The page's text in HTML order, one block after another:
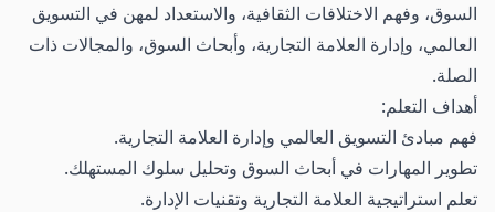
السوق، وفهم الاختلافات الثقافية، والاستعداد لمهن في التسويق
العالمي، وإدارة العلامة التجارية، وأبحاث السوق، والمجالات ذات
الصلة.
أهداف التعلم:
فهم مبادئ التسويق العالمي وإدارة العلامة التجارية.
تطوير المهارات في أبحاث السوق وتحليل سلوك المستهلك.
تعلم استراتيجية العلامة التجارية وتقنيات الإدارة.